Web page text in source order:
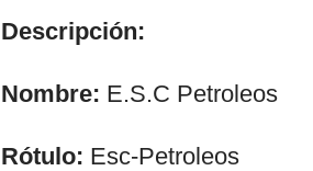
Descripción:
Nombre: E.S.C Petroleos
Rótulo: Esc-Petroleos